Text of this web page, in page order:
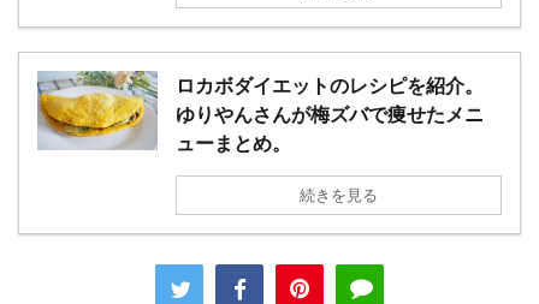
ロカボダイエットのレシピを紹介。
ゆりやんさんが梅ズバで痩せたメニ
ューまとめ。
続きを見る